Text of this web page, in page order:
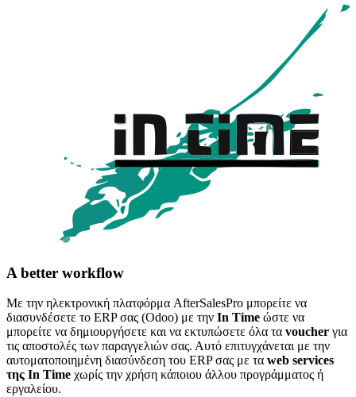
A better workflow
Με την ηλεκτρονική πλατφόρμα AfterSalesPro μπορείτε να
διασυνδέσετε το ERP σας (Odoo) με την In Time ώστε να
μπορείτε να δημιουργήσετε και να εκτυπώσετε όλα τα voucher για
τις αποστολές των παραγγελιών σας. Αυτό επιτυγχάνεται με την
αυτοματοποιημένη διασύνδεση του ERP σας με τα web services
της In Time χωρίς την χρήση κάποιου άλλου προγράμματος ή
εργαλείου.